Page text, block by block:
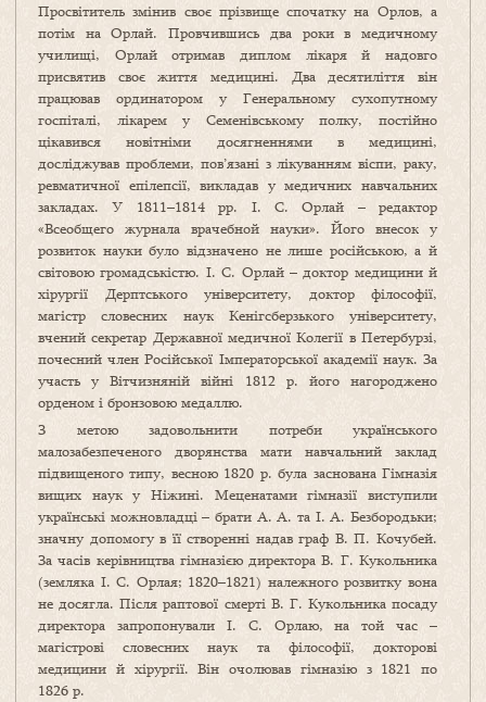
Просвітитель змінив своє прізвище спочатку на Орлов, а
потім на Орлай. Провчившись два роки в медичному
училищі, Орлай отримав диплом лікаря й надовго
присвятив своє життя медицині. Два десятиліття він
працював ординатором у Генеральному сухопутному
госпіталі, лікарем у Семенівському полку, постійно
цікавився новітніми досягненнями в медицині,
досліджував проблеми, пов’язані з лікуванням віспи, раку,
ревматичної епілепсії, викладав у медичних навчальних
закладах. У 1811–1814 рр. І. С. Орлай – редактор
«Всеобщего журнала врачебной науки». Його внесок у
розвиток науки було відзначено не лише російською, а й
світовою громадськістю. І. С. Орлай – доктор медицини й
хірургії Дерптського університету, доктор філософії,
магістр словесних наук Кенігсберзького університету,
вчений секретар Державної медичної Колегії в Петербурзі,
почесний член Російської Імператорської академії наук. За
участь у Вітчизняній війні 1812 р. його нагороджено
орденом і бронзовою медаллю.
З метою задовольнити потреби українського
малозабезпеченого дворянства мати навчальний заклад
підвищеного типу, весною 1820 р. була заснована Гімназія
вищих наук у Ніжині. Меценатами гімназії виступили
українські можновладці – брати А. А. та І. А. Безбородьки;
значну допомогу в її створенні надав граф В. П. Кочубей.
За часів керівництва гімназією директора В. Г. Кукольника
(земляка І. С. Орлая; 1820–1821) належного розвитку вона
не досягла. Після раптової смерті В. Г. Кукольника посаду
директора запропонували І. С. Орлаю, на той час –
магістрові словесних наук та філософії, докторові
медицини й хірургії. Він очолював гімназію з 1821 по
1826 р.